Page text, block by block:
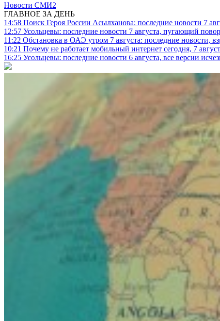
Новости СМИ2
ГЛАВНОЕ ЗА ДЕНЬ
14:58 Поиск Героя России Асылханова: последние новости 7
12:57 Усольцевы: последние новости 7 августа, пугающий
11:22 Обстановка в ОАЭ утром 7 августа: последние новости,
10:21 Почему не работает мобильный интернет сегодня, 7
16:25 Усольцевы: последние новости 6 августа, все версии